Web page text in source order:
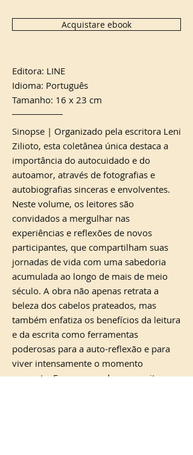
Acquistare ebook
Editora: LINE
Idioma: Português
Tamanho: 16 x 23 cm
Sinopse | Organizado pela escritora Leni
Zilioto, esta coletânea única destaca a
importância do autocuidado e do
autoamor, através de fotografias e
autobiografias sinceras e envolventes.
Neste volume, os leitores são
convidados a mergulhar nas
experiências e reflexões de novos
participantes, que compartilham suas
jornadas de vida com uma sabedoria
acumulada ao longo de mais de meio
século. A obra não apenas retrata a
beleza dos cabelos prateados, mas
também enfatiza os benefícios da leitura
e da escrita como ferramentas
poderosas para a auto-reflexão e para
viver intensamente o momento
presente. Em um mundo que muitas